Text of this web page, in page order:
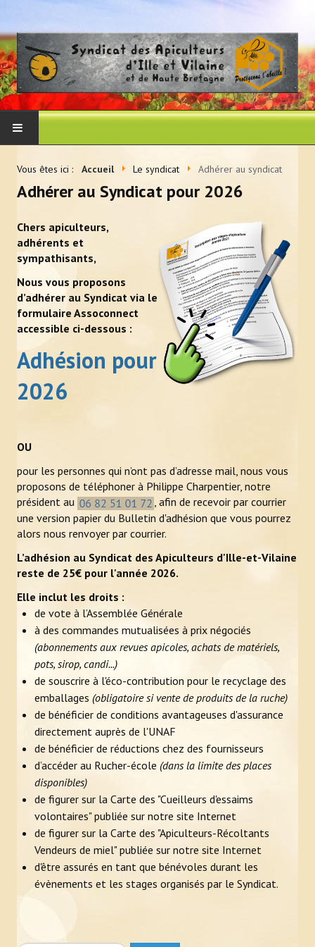
LE SYNDICAT
Histoire et vocation du syndicat
Les membres du CA
Adhérer au syndicat
La presse en parle
Animation et sensibilisation
LE RUCHER-ÉCOLE
Historique et objectifs du rucher-école
À lire, avant de se lancer
Calendrier et descriptif des stages
Photos
Vidéos
L'APICULTEUR
Obligations légales
Assurance et déclaration de sinistre
En pratique
Zone de butinage
Où trouver un apiculteur ?
Ruche connectée
Vous êtes ici : Accueil Le syndicat Adhérer au syndicat
Adhérer au Syndicat pour 2026
Chers apiculteurs,
adhérents et
sympathisants,
Nous vous proposons
d’adhérer au Syndicat via le
formulaire Assoconnect
accessible ci-dessous :
Adhésion pour
2026
OU
pour les personnes qui n’ont pas d’adresse mail, nous vous
proposons de téléphoner à Philippe Charpentier, notre
président au
, afin de recevoir par courrier
une version papier du Bulletin d'adhésion que vous pourrez
alors nous renvoyer par courrier.
L’adhésion au Syndicat des Apiculteurs d'Ille-et-Vilaine
reste de 25€ pour l'année 2026.
Elle inclut les droits :
de vote à l’Assemblée Générale
à des commandes mutualisées à prix négociés
(abonnements aux revues apicoles, achats de matériels,
pots, sirop, candi...)
de souscrire à l'éco-contribution pour le recyclage des
emballages (obligatoire si vente de produits de la ruche)
de bénéficier de conditions avantageuses d'assurance
directement auprès de l'UNAF
de bénéficier de réductions chez des fournisseurs
d’accéder au Rucher-école (dans la limite des places
disponibles)
de figurer sur la Carte des "Cueilleurs d'essaims
volontaires" publiée sur notre site Internet
de figurer sur la Carte des "Apiculteurs-Récoltants
Vendeurs de miel" publiée sur notre site Internet
d'être assurés en tant que bénévoles durant les
évènements et les stages organisés par le Syndicat.